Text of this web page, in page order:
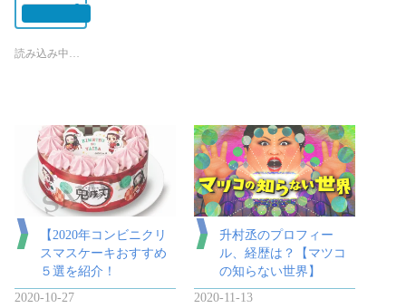
読み込み中…
【2020年コンビニクリ
スマスケーキおすすめ
５選を紹介！
2020-10-27
升村丞のプロフィー
ル、経歴は？【マツコ
の知らない世界】
2020-11-13